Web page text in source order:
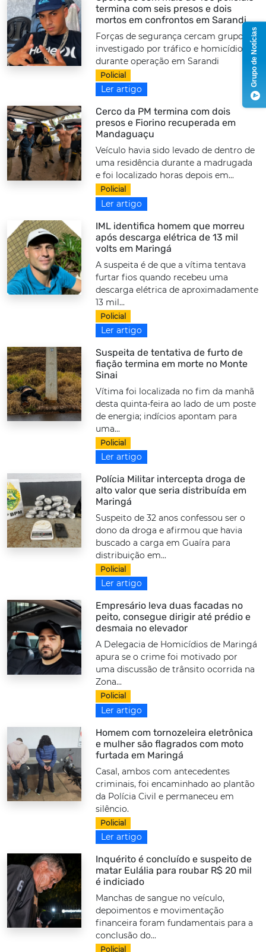
termina com seis presos e dois
mortos em confrontos em Sarandi
Forças de segurança cercam grupo
investigado por tráfico e homicídios
durante operação em Sarandi
Policial
Ler artigo
Cerco da PM termina com dois
presos e Fiorino recuperada em
Mandaguaçu
Veículo havia sido levado de dentro de
uma residência durante a madrugada
e foi localizado horas depois em...
Policial
Ler artigo
IML identifica homem que morreu
após descarga elétrica de 13 mil
volts em Maringá
A suspeita é de que a vítima tentava
furtar fios quando recebeu uma
descarga elétrica de aproximadamente
13 mil...
Policial
Ler artigo
Suspeita de tentativa de furto de
fiação termina em morte no Monte
Sinai
Vítima foi localizada no fim da manhã
desta quinta-feira ao lado de um poste
de energia; indícios apontam para
uma...
Policial
Ler artigo
Polícia Militar intercepta droga de
alto valor que seria distribuída em
Maringá
Suspeito de 32 anos confessou ser o
dono da droga e afirmou que havia
buscado a carga em Guaíra para
distribuição em...
Policial
Ler artigo
Empresário leva duas facadas no
peito, consegue dirigir até prédio e
desmaia no elevador
A Delegacia de Homicídios de Maringá
apura se o crime foi motivado por
uma discussão de trânsito ocorrida na
Zona...
Policial
Ler artigo
Homem com tornozeleira eletrônica
e mulher são flagrados com moto
furtada em Maringá
Casal, ambos com antecedentes
criminais, foi encaminhado ao plantão
da Polícia Civil e permaneceu em
silêncio.
Policial
Ler artigo
Inquérito é concluído e suspeito de
matar Eulália para roubar R$ 20 mil
é indiciado
Manchas de sangue no veículo,
depoimentos e movimentação
financeira foram fundamentais para a
conclusão do...
Policial
Grupo de Notícias